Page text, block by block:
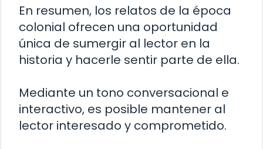
En resumen, los relatos de la época
colonial ofrecen una oportunidad
única de sumergir al lector en la
historia y hacerle sentir parte de ella.
Mediante un tono conversacional e
interactivo, es posible mantener al
lector interesado y comprometido.